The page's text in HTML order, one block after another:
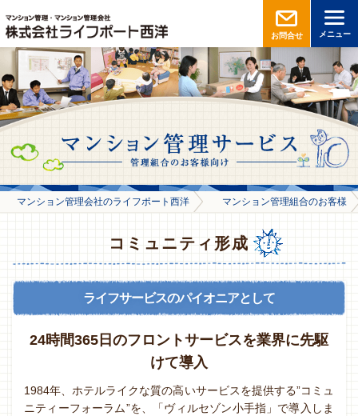
お問合せ メニュー
マンション管理会社のライフポート西洋 マンション管理組合のお客様
コミュニティ形成
ライフサービスのパイオニアとして
24時間365日のフロントサービスを業界に先駆
けて導入
1984年、ホテルライクな質の高いサービスを提供する”コミュ
ニティーフォーラム”を、「ヴィルセゾン小手指」で導入しま